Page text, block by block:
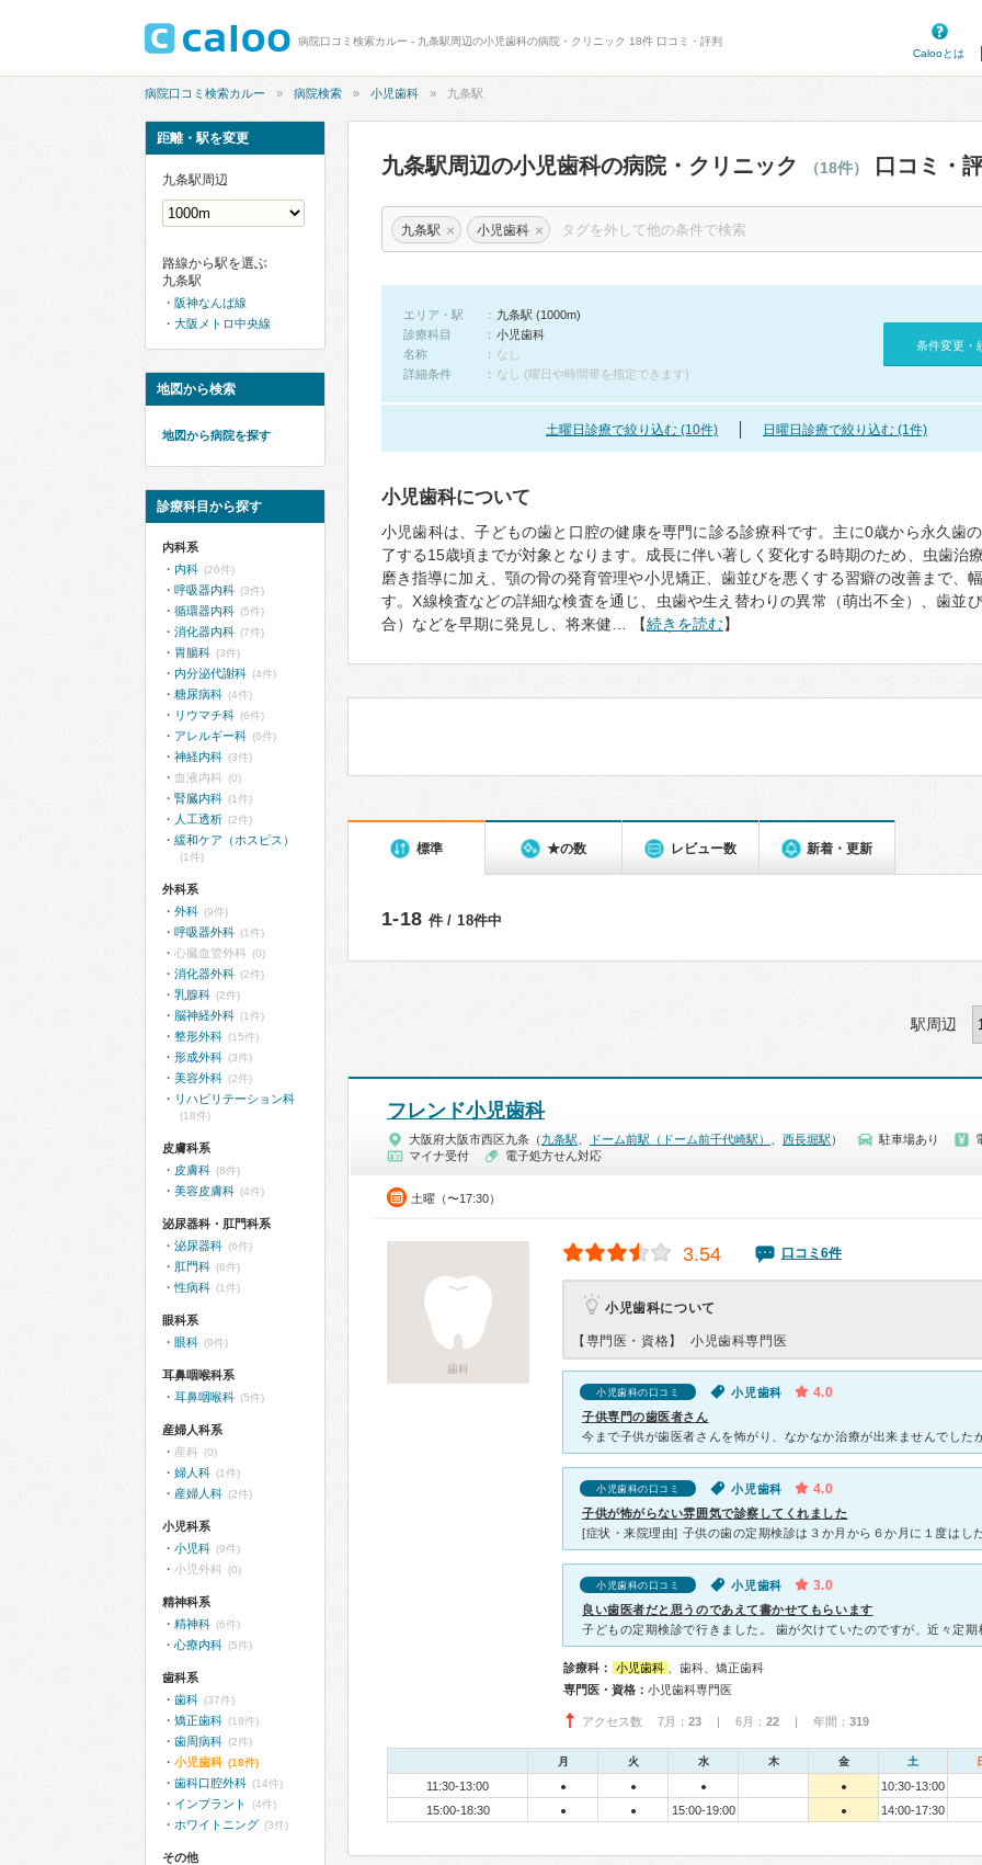
病院口コミ検索カルー - 九条駅周辺の小児歯科の病院・クリニック 18件 口コミ・評判
Calooとは
病院口コミ検索カルー 病院検索 小児歯科 九条駅
九条駅周辺の小児歯科の病院・クリニック （18件） 口コミ・
九条駅 × 小児歯科 ×
エリア・駅
九条駅 (1000m)
診療科目
小児歯科
名称
なし
詳細条件
なし (曜日や時間帯を指定できます)
条件変更・
土曜日診療で絞り込む (10件) 日曜日診療で絞り込む (1件)
小児歯科について
小児歯科は、子どもの歯と口腔の健康を専門に診る診療科です。主に0歳から永久歯
了する15歳頃までが対象となります。成長に伴い著しく変化する時期のため、虫歯治
磨き指導に加え、顎の骨の発育管理や小児矯正、歯並びを悪くする習癖の改善まで、
す。X線検査などの詳細な検査を通じ、虫歯や生え替わりの異常（萌出不全）、歯並
合）などを早期に発見し、将来健… 【続きを読む】
標準 ★の数 レビュー数 新着・更新
1-18 件 / 18件中
駅周辺
フレンド小児歯科
大阪府大阪市西区九条（ 九条駅 ドーム前駅（ドーム前千代崎駅） 西長堀駅 ） 駐車場あり
マイナ受付
電子処方せん対応
土曜（〜17:30）
歯科
3.54 口コミ6件
小児歯科について
【専門医・資格】 小児歯科専門医
小児歯科の口コミ 小児歯科 4.0
子供専門の歯医者さん
小児歯科の口コミ 小児歯科 4.0
子供が怖がらない雰囲気で診察してくれました
小児歯科の口コミ 小児歯科 3.0
良い歯医者だと思うのであえて書かせてもらいます
診療科： 小児歯科
、歯科、矯正歯科
専門医・資格： 小児歯科専門医
アクセス数 7月： 23 | 6月： 22 | 年間： 319
月 火 水 木 金 土
11:30-13:00 ● ● ● ●
10:30-13:00
15:00-18:30
● ● 15:00-19:00 ● 14:00-17:30
距離・駅を変更
九条駅周辺
路線から駅を選ぶ
九条駅
阪神なんば線
大阪メトロ中央線
地図から検索
地図から病院を探す
診療科目から探す
内科系
内科 (26件)
呼吸器内科 (3件)
循環器内科 (5件)
消化器内科 (7件)
胃腸科 (3件)
内分泌代謝科 (4件)
糖尿病科 (4件)
リウマチ科 (6件)
アレルギー科 (6件)
神経内科 (3件)
血液内科 (0)
腎臓内科 (1件)
人工透析 (2件)
緩和ケア（ホスピス）
(1件)
外科系
外科 (9件)
呼吸器外科 (1件)
心臓血管外科 (0)
消化器外科 (2件)
乳腺科 (2件)
脳神経外科 (1件)
整形外科 (15件)
形成外科 (3件)
美容外科 (2件)
リハビリテーション科
(18件)
皮膚科系
皮膚科 (8件)
美容皮膚科 (4件)
泌尿器科・肛門科系
泌尿器科 (6件)
肛門科 (6件)
性病科 (1件)
眼科系
眼科 (9件)
耳鼻咽喉科系
耳鼻咽喉科 (5件)
産婦人科系
産科 (0)
婦人科 (1件)
産婦人科 (2件)
小児科系
小児科 (9件)
小児外科 (0)
精神科系
精神科 (6件)
心療内科 (5件)
歯科系
歯科 (37件)
矯正歯科 (18件)
歯周病科 (2件)
小児歯科 (18件)
歯科口腔外科 (14件)
インプラント (4件)
ホワイトニング (3件)
その他